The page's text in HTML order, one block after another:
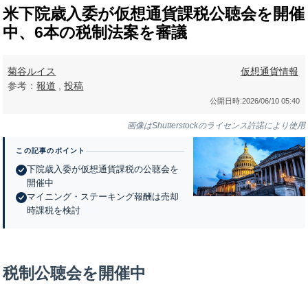
米下院歳入委が仮想通貨課税公聴会を開催
中、6本の税制法案を審議
菊谷ルイス
参考：報道 ,投稿
仮想通貨情報
公開日時:2026/06/10 05:40
画像はShutterstockのライセンス許諾により使用
この記事のポイント
下院歳入委が仮想通貨課税の公聴会を
開催中
マイニング・ステーキング報酬は売却
時課税を検討
税制公聴会を開催中